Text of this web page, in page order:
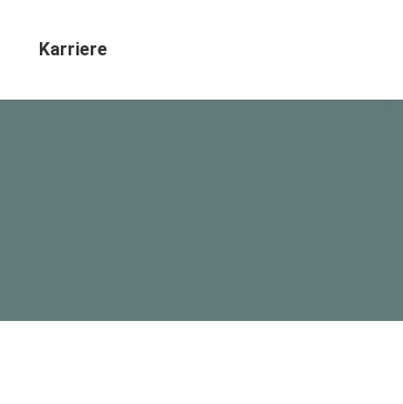
Karriere